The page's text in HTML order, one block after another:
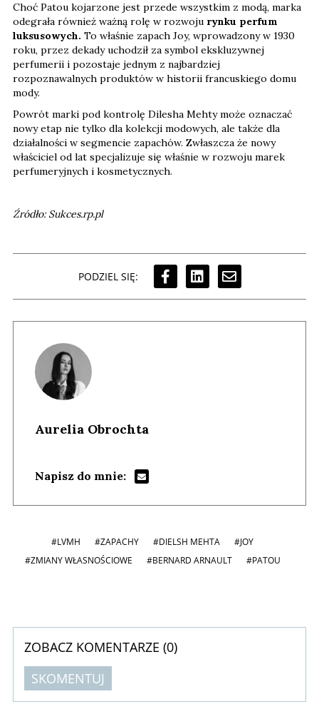
Choć Patou kojarzone jest przede wszystkim z modą, marka
odegrała również ważną rolę w rozwoju rynku perfum
luksusowych. To właśnie zapach Joy, wprowadzony w 1930
roku, przez dekady uchodził za symbol ekskluzywnej
perfumerii i pozostaje jednym z najbardziej
rozpoznawalnych produktów w historii francuskiego domu
mody.
Powrót marki pod kontrolę Dilesha Mehty może oznaczać
nowy etap nie tylko dla kolekcji modowych, ale także dla
działalności w segmencie zapachów. Zwłaszcza że nowy
właściciel od lat specjalizuje się właśnie w rozwoju marek
perfumeryjnych i kosmetycznych.
Źródło: Sukces.rp.pl
PODZIEL SIĘ:
Aurelia Obrochta
Napisz do mnie:
#LVMH #ZAPACHY #DIELSH MEHTA
#JOY
#ZMIANY WŁASNOŚCIOWE
#BERNARD ARNAULT #PATOU
ZOBACZ KOMENTARZE (0)
SKOMENTUJ